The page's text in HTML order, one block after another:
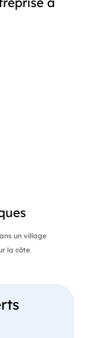
un village
la côte